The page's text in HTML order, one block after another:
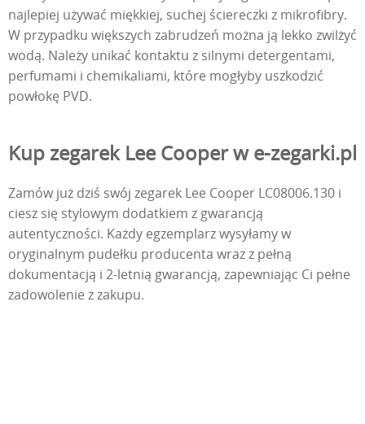
najlepiej używać miękkiej, suchej ściereczki z mikrofibry.
W przypadku większych zabrudzeń można ją lekko zwilżyć
wodą. Należy unikać kontaktu z silnymi detergentami,
perfumami i chemikaliami, które mogłyby uszkodzić
powłokę PVD.
Kup zegarek Lee Cooper w e-zegarki.pl
Zamów już dziś swój zegarek Lee Cooper LC08006.130 i
ciesz się stylowym dodatkiem z gwarancją
autentyczności. Każdy egzemplarz wysyłamy w
oryginalnym pudełku producenta wraz z pełną
dokumentacją i 2-letnią gwarancją, zapewniając Ci pełne
zadowolenie z zakupu.